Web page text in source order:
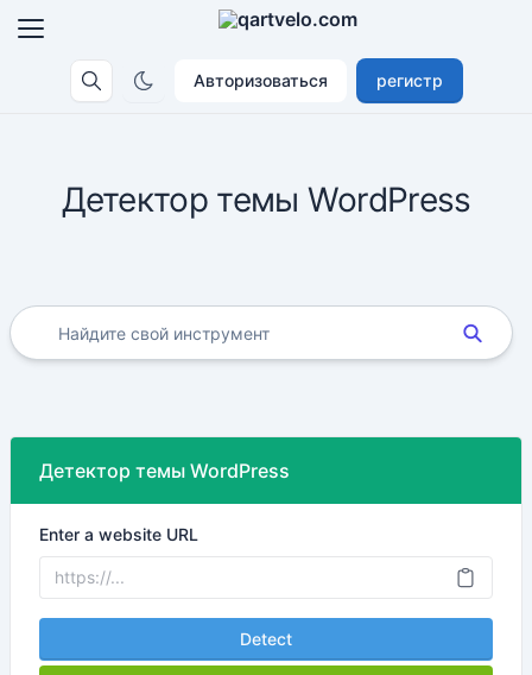
Авторизоваться регистр
Детектор темы WordPress
Детектор темы WordPress
Enter a website URL
Detect